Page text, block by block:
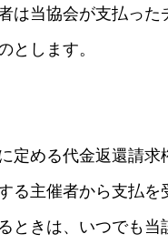
当協会が支払った
とします。
定める代金返還請求
る主催者から支払を
ときは、いつでも当